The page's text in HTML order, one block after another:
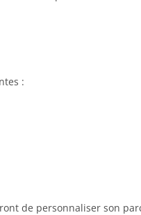
:
de personnaliser son